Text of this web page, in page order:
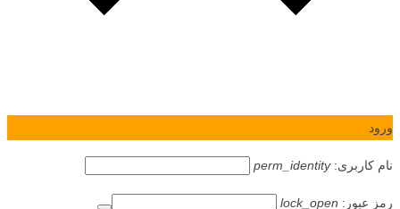
ورود
نام کاربری:perm_identity
رمز عبور: lock_open